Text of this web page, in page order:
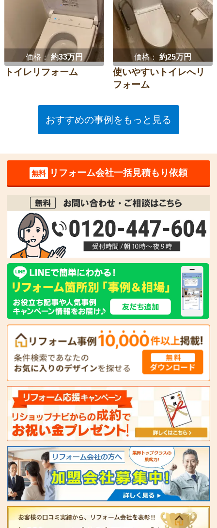
価格：約33万円
トイレリフォーム
価格： 約25万円
使いやすいトイレへリ
フォーム
おすすめの事例をもっと見る
無料 リフォーム会社一括見積もり依頼